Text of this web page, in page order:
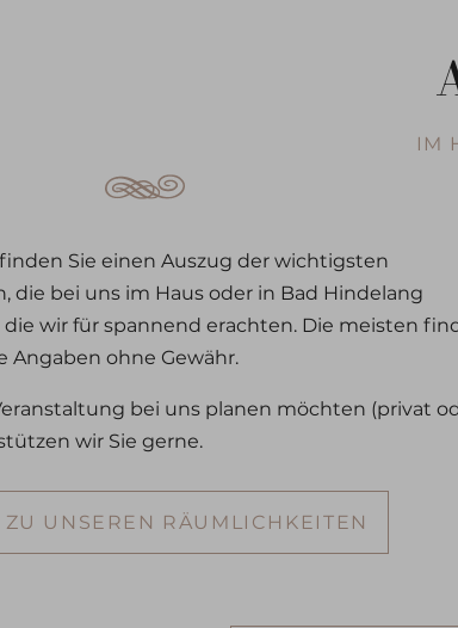
IM
Sie einen Auszug der wichtigsten
die bei uns im Haus oder in Bad Hindelang
wir für spannend erachten. Die meisten
Angaben ohne Gewähr.
bei uns planen möchten (privat
wir Sie gerne.
ZU UNSEREN RÄUMLICHKEITEN